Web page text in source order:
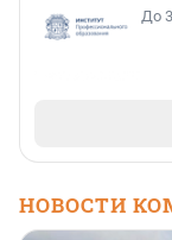
До
НОВОСТИ